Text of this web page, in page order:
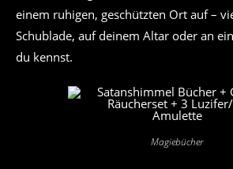
einem ruhigen, geschützten Ort auf –
Schublade, auf deinem Altar oder an
du kennst.
Magiebücher